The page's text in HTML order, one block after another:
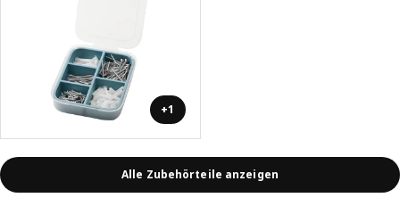
+1
Alle Zubehörteile anzeigen